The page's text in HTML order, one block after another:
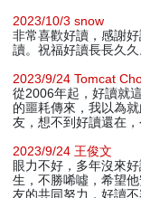
2023/10/3 snow
非常喜歡好讀，感謝
讀。祝福好讀長長久久
2023/9/24 Tomcat
從2006年起，好讀就
的噩耗傳來，我以為
友，想不到好讀還在
2023/9/24 王俊文
眼力不好，多年沒來
生，不勝唏噓，希望
友的共同努力，好讀